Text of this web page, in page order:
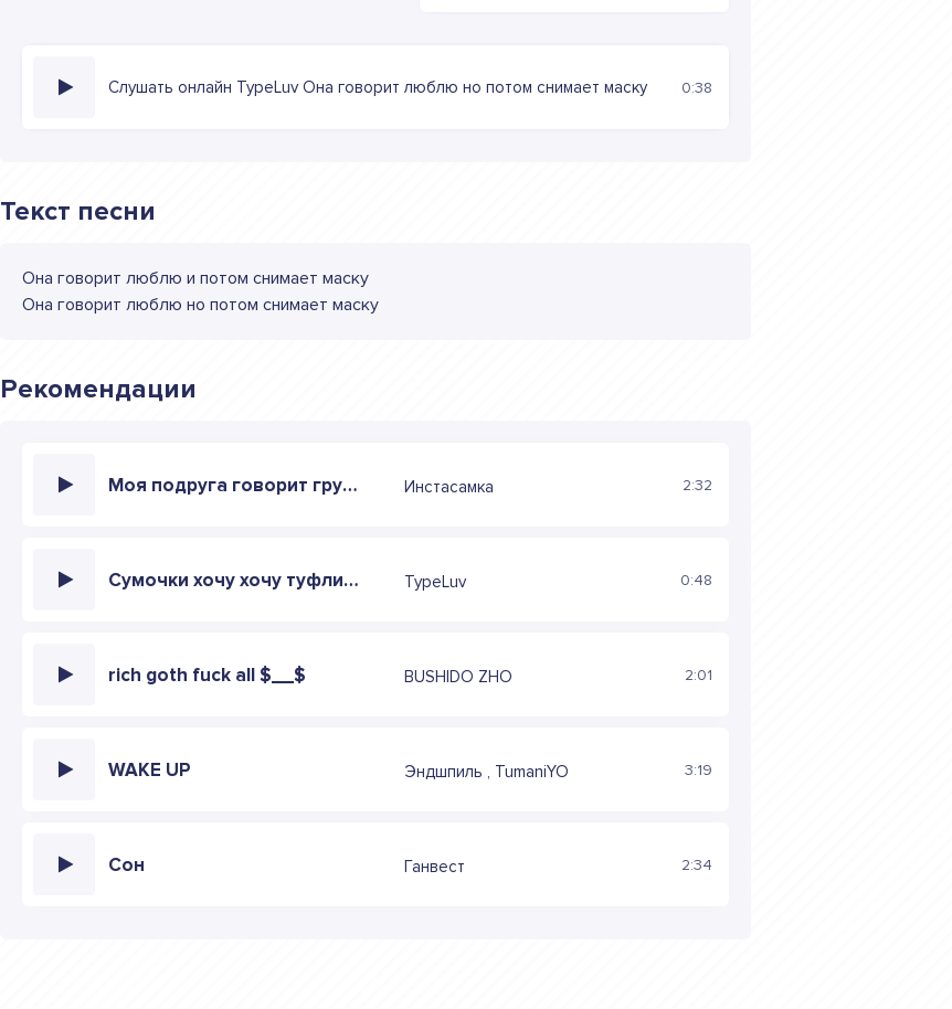
Слушать онлайн TypeLuv Она говорит люблю но потом снимает маску 0:38
Текст песни
Она говорит люблю и потом снимает маску
Она говорит люблю но потом снимает маску
Рекомендации
Моя подруга говорит грубо Инстасамка 2:32
Сумочки хочу хочу туфли Джимми Чу TypeLuv 0:48
rich goth fuck all $__$ BUSHIDO ZHO 2:01
WAKE UP Эндшпиль , TumaniYO 3:19
Сон Ганвест 2:34